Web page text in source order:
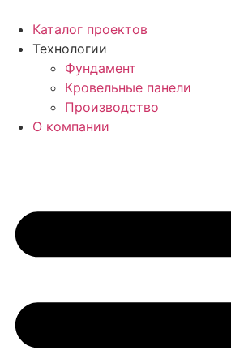
содержимому
Каталог проектов
Технологии
Фундамент
Кровельные панели
Производство
О компании